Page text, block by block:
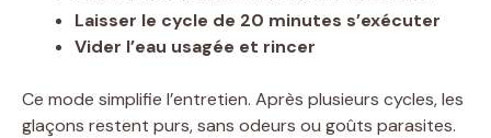
Laisser le cycle de 20 minutes s’exécuter
Vider l’eau usagée et rincer
Ce mode simplifie l’entretien. Après plusieurs cycles, les
glaçons restent purs, sans odeurs ou goûts parasites.